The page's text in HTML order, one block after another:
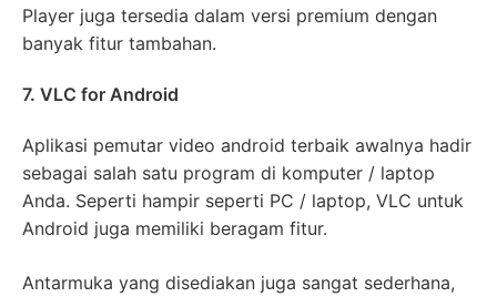
Player juga tersedia dalam versi premium dengan
banyak fitur tambahan.
7. VLC for Android
Aplikasi pemutar video android terbaik awalnya hadir
sebagai salah satu program di komputer / laptop
Anda. Seperti hampir seperti PC / laptop, VLC untuk
Android juga memiliki beragam fitur.
Antarmuka yang disediakan juga sangat sederhana,